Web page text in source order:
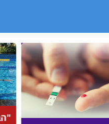
"הבלתי מוזרקים": מיהם